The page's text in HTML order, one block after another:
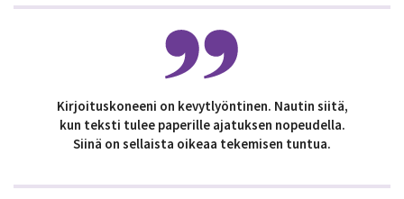
Kirjoituskoneeni on kevytlyöntinen. Nautin siitä,
kun teksti tulee paperille ajatuksen nopeudella.
Siinä on sellaista oikeaa tekemisen tuntua.